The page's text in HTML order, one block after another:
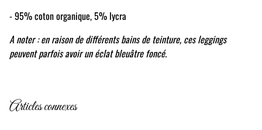
- 95% coton organique, 5% lycra
A noter : en raison de différents bains de teinture, ces leggings
peuvent parfois avoir un éclat bleuâtre foncé.
Articles connexes